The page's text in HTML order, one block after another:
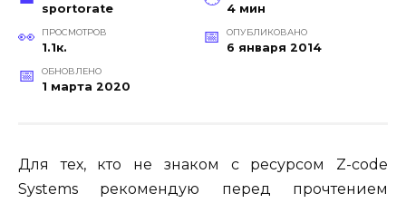
sportorate 4 мин
ПРОСМОТРОВ
1.1к.
ОПУБЛИКОВАНО
6 января 2014
ОБНОВЛЕНО
1 марта 2020
Для тех, кто не знаком с ресурсом Z-code
Systems рекомендую перед прочтением